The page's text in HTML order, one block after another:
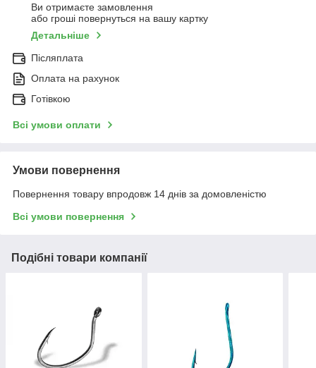
Ви отримаєте замовлення
або гроші повернуться на вашу картку
Детальніше
Післяплата
Оплата на рахунок
Готівкою
Всі умови оплати
Умови повернення
Повернення товару впродовж 14 днів за домовленістю
Всі умови повернення
Подібні товари компанії